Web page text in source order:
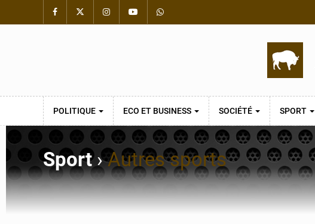
POLITIQUE ECO ET BUSINESS SOCIÉTÉ SPORT
Sport›Autres sports